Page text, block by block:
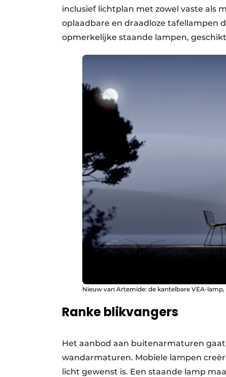
inclusief lichtplan met zowel vaste als
oplaadbare en draadloze tafellampen
opmerkelijke staande lampen,
Nieuw van Artemide: de kantelbare VEA-
Ranke blikvangers
Het aanbod aan buitenarmaturen
wandarmaturen. Mobiele lampen
licht gewenst is. Een staande lamp